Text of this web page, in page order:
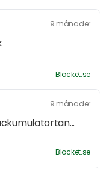
9 månader
Blocket.se
9 månader
Blocket.se